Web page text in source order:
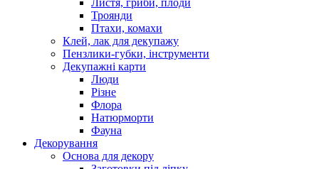
Троянди
Птахи, комахи
Клей, лак для декупажу
Пензлики-губки, інструменти
Декупажні карти
Люди
Різне
Флора
Натюрморти
Фауна
Декорування
Основа для декору